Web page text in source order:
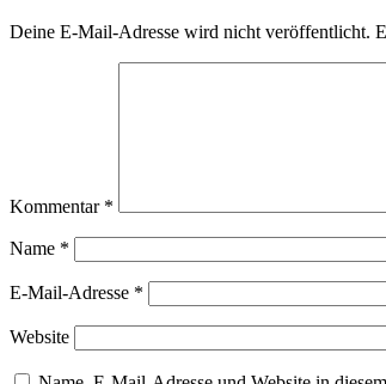
Deine E-Mail-Adresse wird nicht veröffentlicht.
Kommentar *
Name *
E-Mail-Adresse *
Website